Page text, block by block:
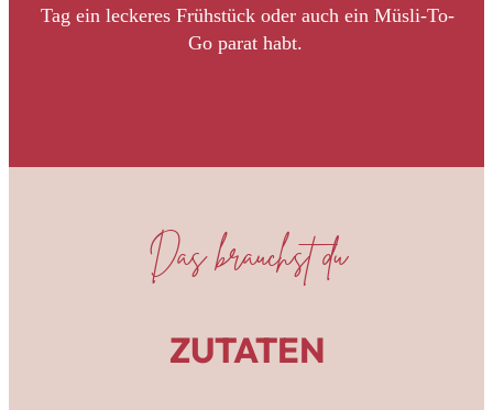
Tag ein leckeres Frühstück oder auch ein Müsli-To-
Go parat habt.
Das brauchst du
ZUTATEN